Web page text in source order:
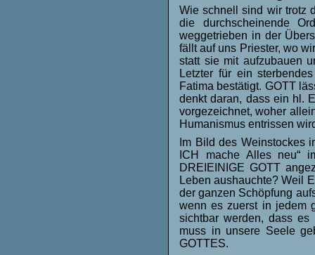
Wie schnell sind wir trotz
die durchscheinende
weggetrieben in der
fällt auf uns Priester, wo
statt sie mit aufzubauen
Letzter für ein
Fatima bestätigt. GOTT
denkt daran, dass ein hl.
vorgezeichnet, woher
Humanismus entrissen
Im Bild des Weinstockes
ICH mache Alles neu“
DREIEINIGE GOTT
Leben aushauchte? Weil
der ganzen Schöpfung
wenn es zuerst in jedem
sichtbar werden, dass
muss in unsere Seele
GOTTES.